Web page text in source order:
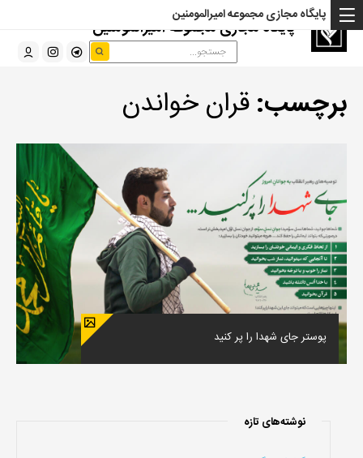
پایگاه مجازی مجموعه امیرالمومنین
پایگاه مجازی مجموعه امیرالمومنین
برچسب:قران خواندن
پوستر جای شهدا را پر کنید
نوشته‌های تازه